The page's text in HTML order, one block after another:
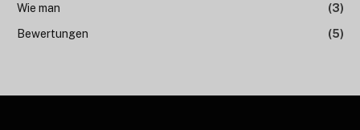
Wie man
(3)
Bewertungen
(5)